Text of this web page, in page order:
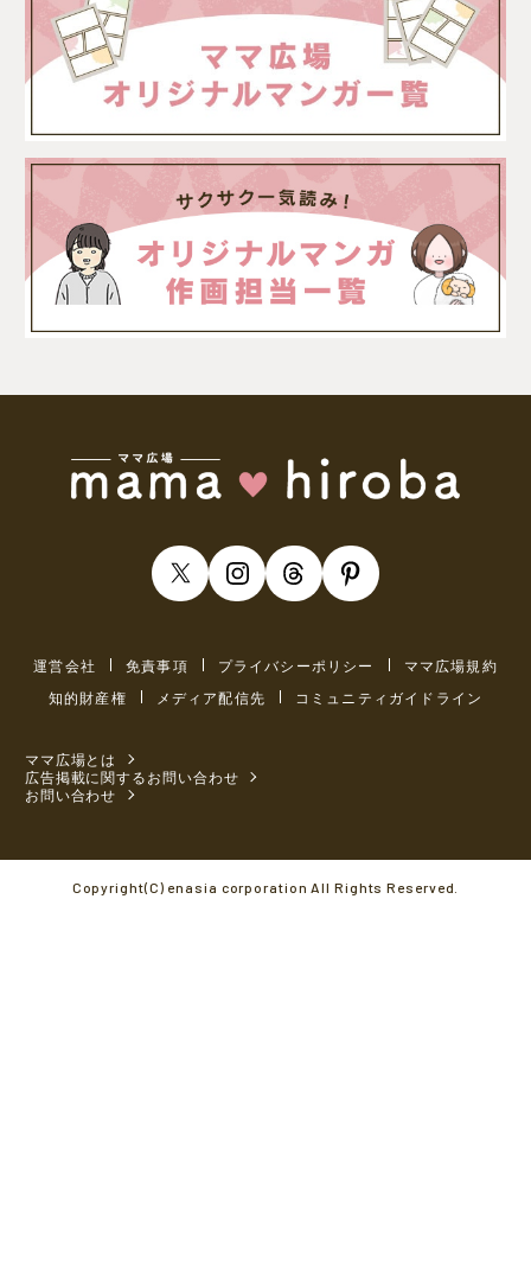
運営会社 免責事項 プライバシーポリシー
ママ広場規約
知的財産権
メディア配信先 コミュニティガイドライン
ママ広場とは
広告掲載に関するお問い合わせ
お問い合わせ
Copyright(C) enasia corporation All Rights Reserved.